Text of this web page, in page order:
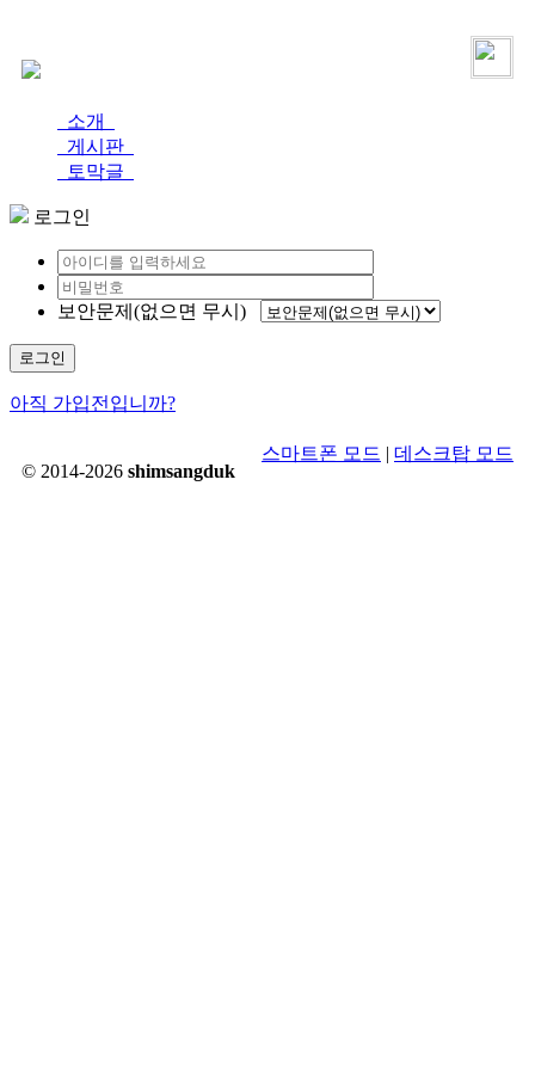
소개
게시판
토막글
로그인
보안문제(없으면 무시)
로그인
아직 가입전입니까?
© 2014-2026 shimsangduk
스마트폰 모드 | 데스크탑 모드